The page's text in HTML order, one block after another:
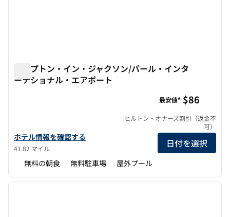
ハンプトン・イン・ジャクソン/パール・インタ
ーナショナル・エアポート
ハンプトン・イン・ジャクソン/パール・インターナショナル・エ
ホテル情報を確認する
41.82 マイル
最安値* $86
ヒルトン・オナーズ割引（返金不
可）
日付を選択
無料の朝食 無料駐車場 屋外プール
1/12
1/12
前の画像 次の